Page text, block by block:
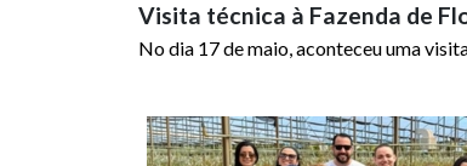
Visita técnica à Fazenda de
No dia 17 de maio, aconteceu uma